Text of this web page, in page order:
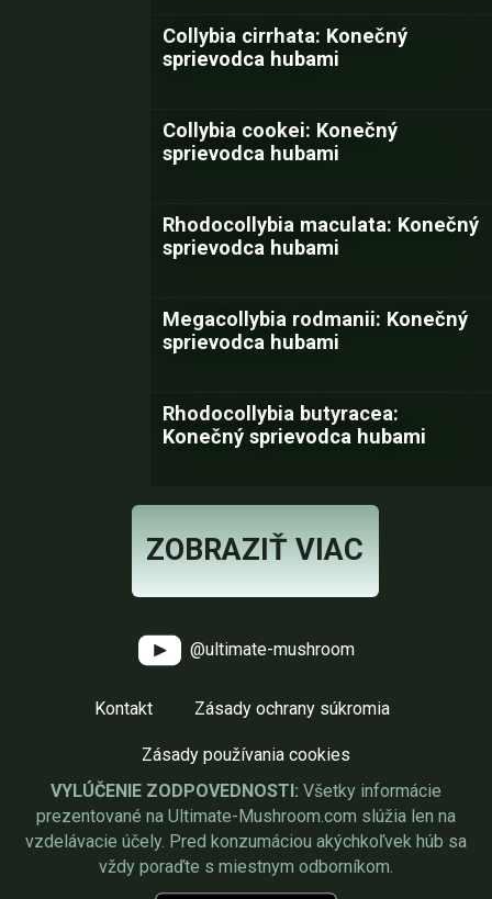
Collybia cirrhata: Konečný
sprievodca hubami
Collybia cookei: Konečný
sprievodca hubami
Rhodocollybia maculata: Konečný
sprievodca hubami
Megacollybia rodmanii: Konečný
sprievodca hubami
Rhodocollybia butyracea:
Konečný sprievodca hubami
ZOBRAZIŤ VIAC
@ultimate-mushroom
Kontakt Zásady ochrany súkromia
Zásady používania cookies
VYLÚČENIE ZODPOVEDNOSTI: Všetky informácie
prezentované na Ultimate-Mushroom.com slúžia len na
vzdelávacie účely. Pred konzumáciou akýchkoľvek húb sa
vždy poraďte s miestnym odborníkom.